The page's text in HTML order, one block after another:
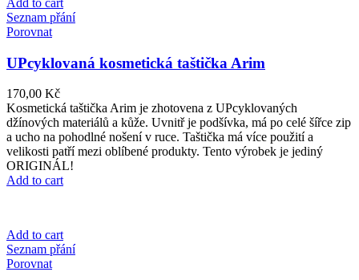
Seznam přání
Porovnat
UPcyklovaná kosmetická taštička Arim
170,00 Kč
Kosmetická taštička Arim je zhotovena z UPcyklovaných
džínových materiálů a kůže. Uvnitř je podšívka, má po celé šířce zip
a ucho na pohodlné nošení v ruce. Taštička má více použití a
velikosti patří mezi oblíbené produkty. Tento výrobek je jediný
ORIGINÁL!
Add to cart
Add to cart
Seznam přání
Porovnat